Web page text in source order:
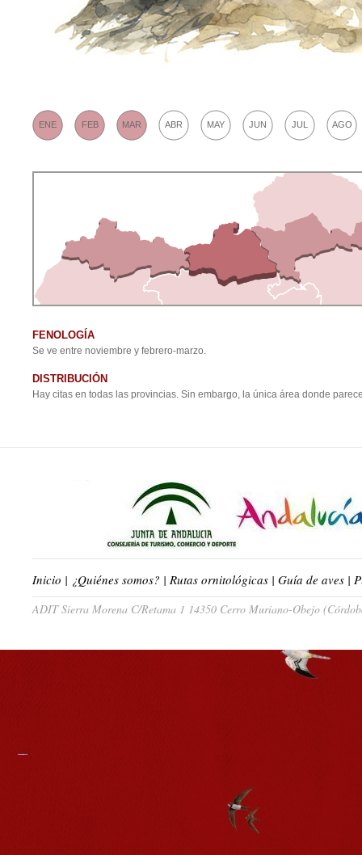
ENE FEB MAR ABR MAY JUN JUL AGO
FENOLOGÍA
Se ve entre noviembre y febrero-marzo.
DISTRIBUCIÓN
Hay citas en todas las provincias. Sin embargo, la única área donde
Inicio | ¿Quiénes somos? | Rutas ornitológicas | Guía de aves |
ADIT Sierra Morena C/Retama 1 14350 Cerro Muriano-Obejo